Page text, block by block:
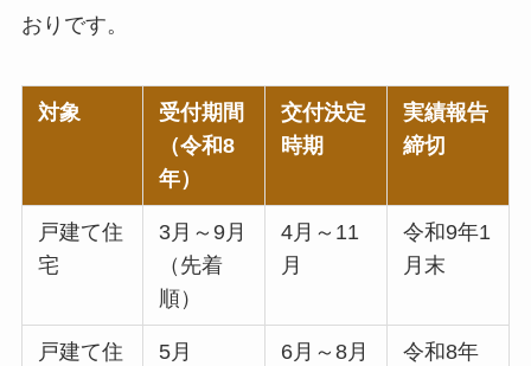
おりです。
対象
受付期間
（令和8
年）
交付決定
時期
実績報告
締切
戸建て住
宅
3月～9月
（先着
順）
4月～11
月
令和9年1
月末
戸建て住
5月 6月～8月
令和8年